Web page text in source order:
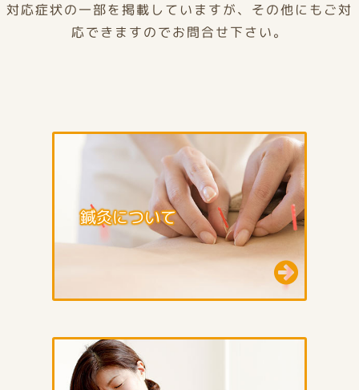
対応症状の一部を掲載していますが、その他にもご対
応できますのでお問合せ下さい。
鍼灸について